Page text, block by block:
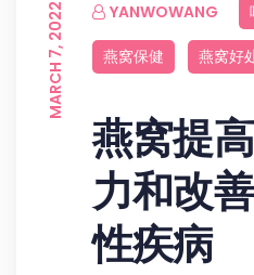
YANWOWANG
MARCH 7, 2022 燕窝保健 燕窝好
燕窝提
力和改
性疾病